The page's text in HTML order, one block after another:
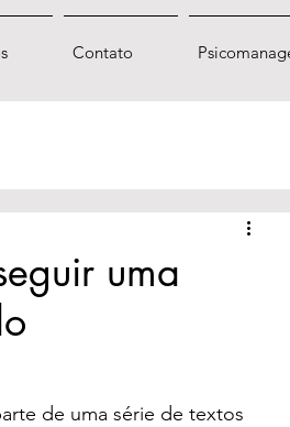
Contato
uma
de uma série de textos